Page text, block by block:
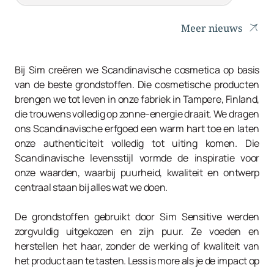
Meer nieuws
Bij Sim creëren we Scandinavische cosmetica op basis
van de beste grondstoffen. Die cosmetische producten
brengen we tot leven in onze fabriek in Tampere, Finland,
die trouwens volledig op zonne-energie draait. We dragen
ons Scandinavische erfgoed een warm hart toe en laten
onze authenticiteit volledig tot uiting komen. Die
Scandinavische levensstijl vormde de inspiratie voor
onze waarden, waarbij puurheid, kwaliteit en ontwerp
centraal staan bij alles wat we doen.
De grondstoffen gebruikt door Sim Sensitive werden
zorgvuldig uitgekozen en zijn puur. Ze voeden en
herstellen het haar, zonder de werking of kwaliteit van
het product aan te tasten. Less is more als je de impact op